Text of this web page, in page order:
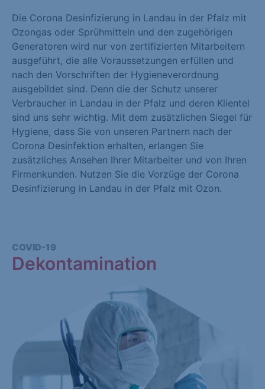
Die Corona Desinfizierung in Landau in der Pfalz mit
Ozongas oder Sprühmitteln und den zugehörigen
Generatoren wird nur von zertifizierten Mitarbeitern
ausgeführt, die alle Voraussetzungen erfüllen und
nach den Vorschriften der Hygieneverordnung
ausgebildet sind. Denn die der Schutz unserer
Verbraucher in Landau in der Pfalz und deren Klientel
sind uns sehr wichtig. Mit dem zusätzlichen Siegel für
Hygiene, dass Sie von unseren Partnern nach der
Corona Desinfektion erhalten, erlangen Sie
zusätzliches Ansehen Ihrer Mitarbeiter und von Ihren
Firmenkunden. Nutzen Sie die Vorzüge der Corona
Desinfizierung in Landau in der Pfalz mit Ozon.
COVID-19
Dekontamination